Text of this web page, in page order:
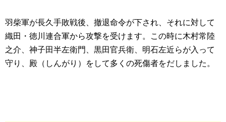
羽柴軍が長久手敗戦後、撤退命令が下され、それに対して
織田・徳川連合軍から攻撃を受けます。この時に木村常陸
之介、神子田半左衛門、黒田官兵衛、明石左近らが入って
守り、殿（しんがり）をして多くの死傷者をだしました。